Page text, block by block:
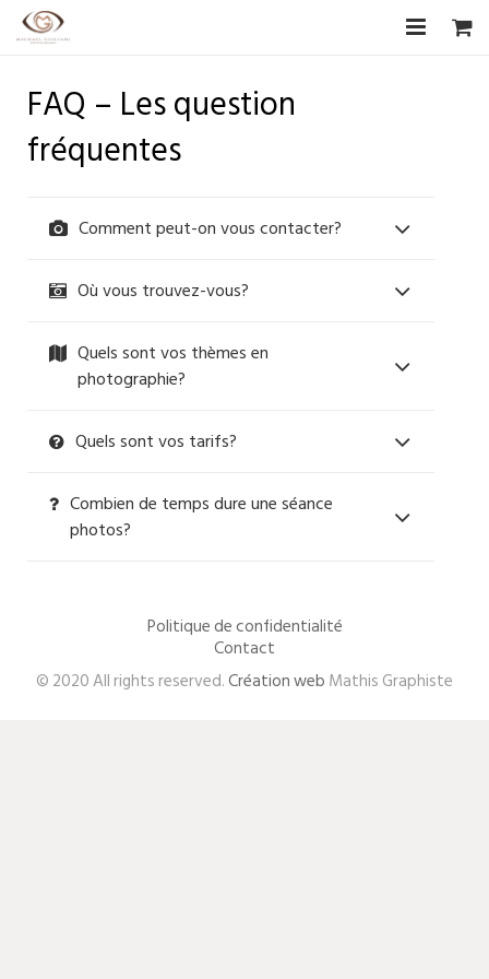
Biographie
Photographies
Les Artistes
Livre d’or
F.A.Q
FAQ – Les question
fréquentes
Comment peut-on vous contacter?
Où vous trouvez-vous?
Quels sont vos thèmes en
photographie?
Quels sont vos tarifs?
Combien de temps dure une séance
photos?
Politique de confidentialité
Contact
© 2020 All rights reserved.Création web Mathis Graphiste